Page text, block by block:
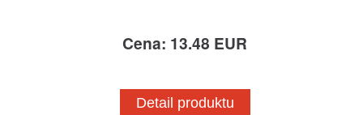
Cena: 13.48 EUR
Detail produktu